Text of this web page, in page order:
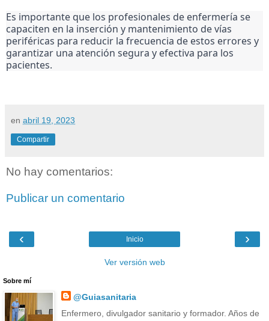
Es importante que los profesionales de enfermería se
capaciten en la inserción y mantenimiento de vías
periféricas para reducir la frecuencia de estos errores y
garantizar una atención segura y efectiva para los
pacientes.
en abril 19, 2023
Compartir
No hay comentarios:
Publicar un comentario
‹ ›
Inicio
Ver versión web
Sobre mí
@Guiasanitaria
Enfermero, divulgador sanitario y formador. Años de